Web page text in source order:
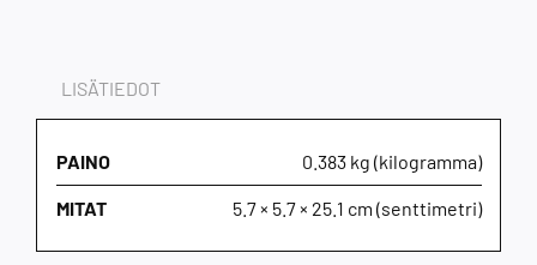
LISÄTIEDOT
PAINO 0.383 kg (kilogramma)
MITAT 5.7 × 5.7 × 25.1 cm (senttimetri)